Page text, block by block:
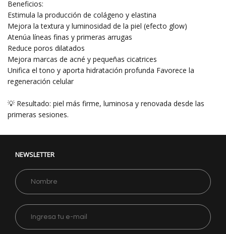
Beneficios:
Estimula la producción de colágeno y elastina
Mejora la textura y luminosidad de la piel (efecto glow)
Atenúa líneas finas y primeras arrugas
Reduce poros dilatados
Mejora marcas de acné y pequeñas cicatrices
Unifica el tono y aporta hidratación profunda Favorece la
regeneración celular
💡 Resultado: piel más firme, luminosa y renovada desde las
primeras sesiones.
NEWSLETTER